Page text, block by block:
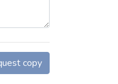
copy